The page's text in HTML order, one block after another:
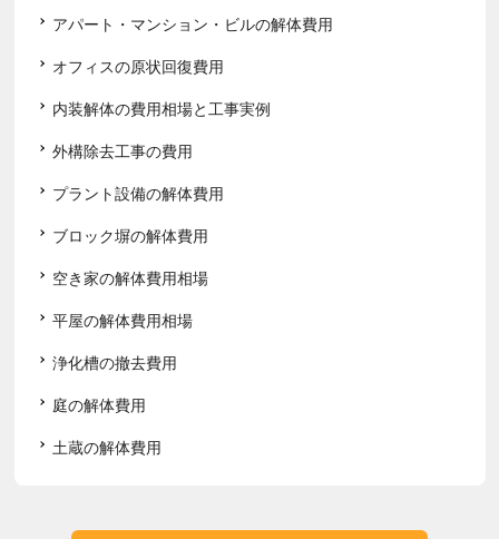
アパート・マンション・ビルの解体費用
オフィスの原状回復費用
内装解体の費用相場と工事実例
外構除去工事の費用
プラント設備の解体費用
ブロック塀の解体費用
空き家の解体費用相場
平屋の解体費用相場
浄化槽の撤去費用
庭の解体費用
土蔵の解体費用